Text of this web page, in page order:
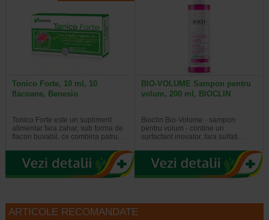
Tonico Forte, 10 ml, 10
flacoane, Benesio
Tonico Forte este un supliment
alimentar fara zahar, sub forma de
flacon buvabil, ce combina patru…
BIO-VOLUME Sampon pentru
volum, 200 ml, BIOCLIN
Bioclin Bio-Volume - sampon
pentru volum - contine un
surfactant inovator, fara sulfati…
ARTICOLE RECOMANDATE